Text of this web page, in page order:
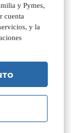
y Pymes,
cuenta
y la